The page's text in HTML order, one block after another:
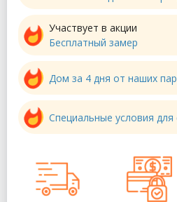
Участвует в акции
Бесплатный замер
Дом за 4 дня от наших
Специальные условия для